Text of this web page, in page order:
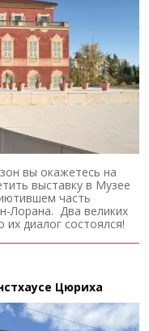
вы окажетесь на
выставку в Музее
часть
Лорана. Два великих
их диалог состоялся!
Цюриха